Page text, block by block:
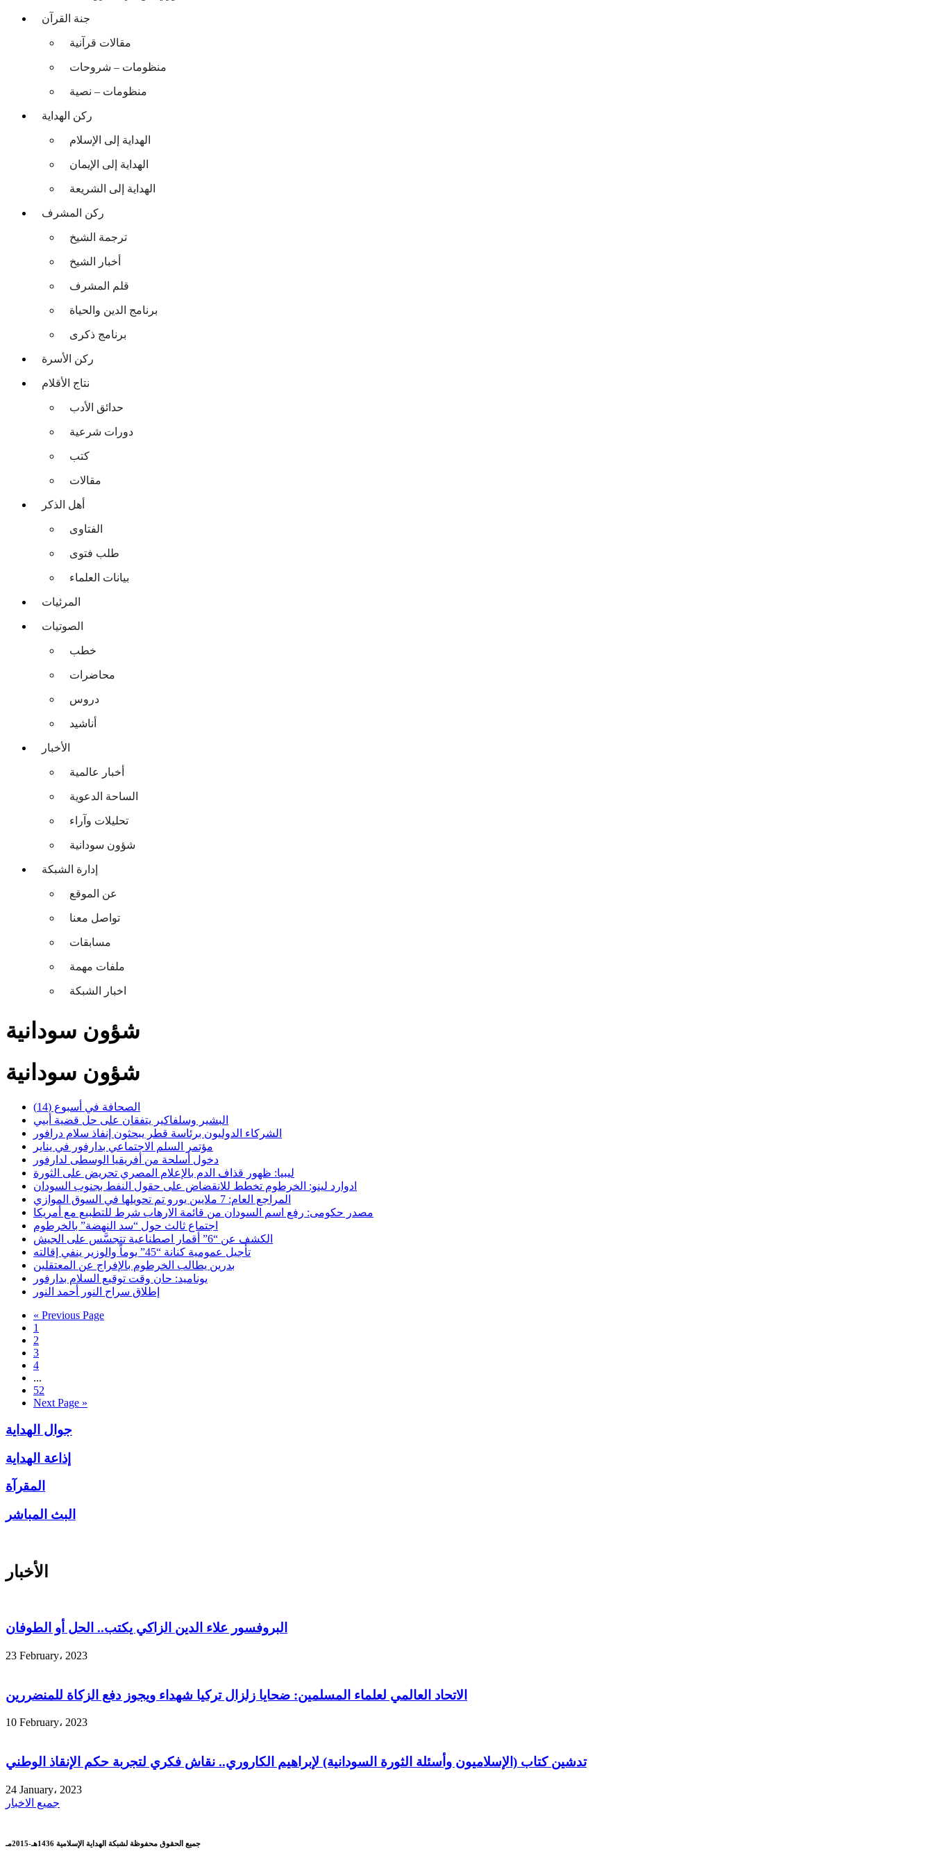
جنة القرآن
مقالات قرآنية
منظومات – شروحات
منظومات – نصية
ركن الهداية
الهداية إلى الإسلام
الهداية إلى الإيمان
الهداية إلى الشريعة
ركن المشرف
ترجمة الشيخ
أخبار الشيخ
قلم المشرف
برنامج الدين والحياة
برنامج ذكرى
ركن الأسرة
نتاج الأقلام
حدائق الأدب
دورات شرعية
كتب
مقالات
أهل الذكر
الفتاوى
طلب فتوى
بيانات العلماء
المرئيات
الصوتيات
خطب
محاضرات
دروس
أناشيد
الأخبار
أخبار عالمية
الساحة الدعوية
تحليلات وآراء
شؤون سودانية
إدارة الشبكة
عن الموقع
تواصل معنا
مسابقات
ملفات مهمة
اخبار الشبكة
شؤون سودانية
شؤون سودانية
الصحافة في أسبوع (14)
البشير وسلفاكير يتفقان على حل قضية أبيي
الشركاء الدوليون برئاسة قطر يبحثون إنفاذ سلام درافور
مؤتمر السلم الاجتماعي بدارفور في يناير
دخول أسلحة من أفريقيا الوسطى لدارفور
ليبيا: ظهور قذاف الدم بالإعلام المصري تحريض على الثورة
ادوارد لينو: الخرطوم تخطط للانقضاض على حقول النفط بجنوب السودان
المراجع العام: 7 ملايين يورو تم تحويلها في السوق الموازي
مصدر حكومى: رفع اسم السودان من قائمة الارهاب شرط للتطبيع مع أمريكا
اجتماع ثالث حول “سد النهضة” بالخرطوم
الكشف عن “6” أقمار اصطناعية تتجسَّس على الجيش
تأجيل عمومية كنانة “45” يوماً والوزير ينفي إقالته
بدرين يطالب الخرطوم بالإفراج عن المعتقلين
يوناميد: حان وقت توقيع السلام بدارفور
إطلاق سراح النور أحمد النور
« Previous Page
1
2
3
4
...
52
Next Page »
جوال الهداية
إذاعة الهداية
المقرآة
البث المباشر
الأخبار
البروفسور علاء الدين الزاكي يكتب.. الحل أو الطوفان
23 February، 2023
الاتحاد العالمي لعلماء المسلمين: ضحايا زلزال تركيا شهداء ويجوز دفع الزكاة للمنضررين
10 February، 2023
تدشين كتاب (الإسلاميون وأسئلة الثورة السودانية) لإبراهيم الكاروري.. نقاش فكري لتجربة حكم الإنقاذ الوطني
24 January، 2023
جميع الاخبار
جميع الحقوق محفوظة لشبكة الهداية الإسلامية 1436هـ-2015مـ